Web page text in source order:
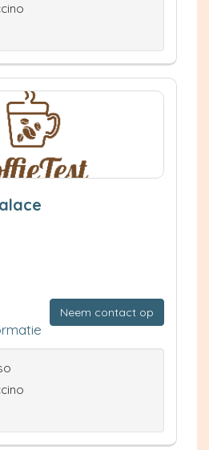
Neem contact op